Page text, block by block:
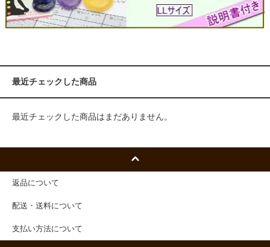
最近チェックした商品
最近チェックした商品はまだありません。
返品について
配送・送料について
支払い方法について